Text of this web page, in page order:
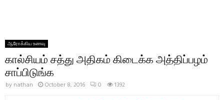
ஆரோக்கிய உணவு
கால்சியம் சத்து அதிகம் கிடைக்க அத்திப்பழம்
சாப்பிடுங்க
by nathan October 8, 2016 0 1392